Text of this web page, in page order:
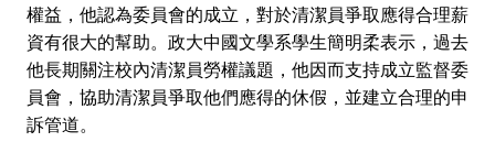
權益，他認為委員會的成立，對於清潔員爭取應得合理薪
資有很大的幫助。政大中國文學系學生簡明柔表示，過去
他長期關注校內清潔員勞權議題， 他因而支持成立監督委
員會，協助清潔員爭取他們應得的休假，並建立合理的申
訴管道。